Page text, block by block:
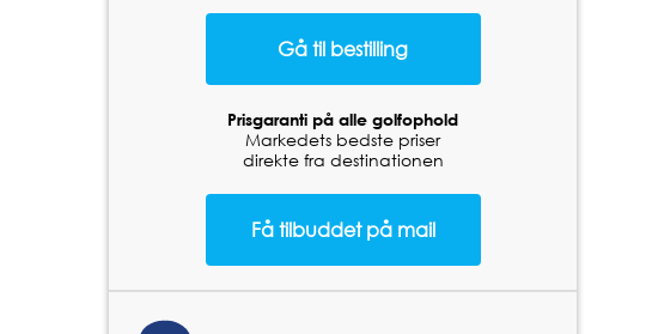
Prisgaranti på alle golfophold
Markedets bedste priser
direkte fra destinationen